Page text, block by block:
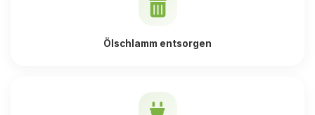
Ölschlamm entsorgen